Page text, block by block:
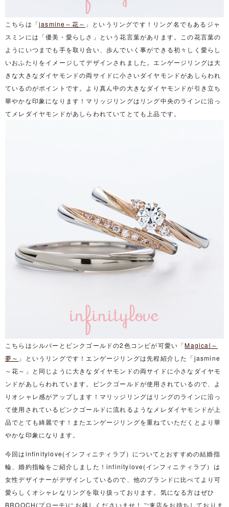
こちらは「jasmine～花～ 」というリングです！リング名でもあるジャ
スミンには「優美・愛らしさ」という花言葉があります。この花言葉の
ようにいつまでも手を取り合い、歩んでいく事ができる初々しく愛らし
いおふたりをイメージしてデザインされました。エンゲージリングは大
きな大きなダイヤモンドの両サイドに小さいダイヤモンドがあしらわれ
ているのがポイントです。より真ん中の大きなダイヤモンドが引き立ち
華やかな印象になります！マリッジリングはリング中央のラインに沿っ
てメレダイヤモンドがあしらわれていてとても上品です。
こちらはシルバーとピンクゴールドの2色コンビが可愛い「Magical～
夢～ 」というリングです！エンゲージリングは先程紹介した「jasmine
～花～」と同じように大きなダイヤモンドの両サイドに小さなダイヤモ
ンドがあしらわれています。ピンクゴールドが使用されているので、よ
りオシャレ感がアップします！マリッジリングはリングのラインに沿っ
て使用されているピンクゴールドに流れるようなメレダイヤモンドが上
品でとても綺麗です！またエンゲージリングを重ねていただくとより華
やかな印象になります。
今回はinfinitylove(インフィニティラブ）についてとおすすめの結婚指
輪、婚約指輪をご紹介しました！infinitylove(インフィニティラブ）は
女性デザイナーがデザインしているので、他のブランドに比べてより可
愛らしくオシャレなリングを取り扱っております。気になる方はぜひ
BROOCH(ブローチ)にお越しくださいませ！ご来店をお待ちしておりま